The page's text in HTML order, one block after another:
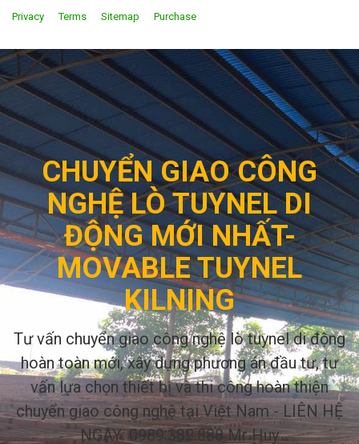
Privacy Terms Sitemap Purchase
CHUYỂN GIAO CÔNG
NGHỆ LÒ TUYNEL DI
ĐỘNG MỚI NHẤT-
MOVABLE TUYNEL
KILNING
Tư vấn chuyển giao công nghệ lò tuynel di động
hoàn toàn mới, xây dựng phương án đầu tư, tư
vấn lựa chọn thiết bị và thi công hoàn thiện
chuyển giao công nghệ tại Việt Nam - LIÊN HỆ
NGAY: 0989.382.888 Mr Huy